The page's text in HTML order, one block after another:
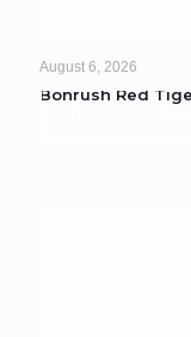
August 6, 2026
Bonrush Red